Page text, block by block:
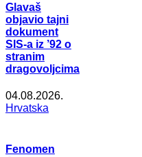
Glavaš
objavio tajni
dokument
SIS-a iz ’92 o
stranim
dragovoljcima
04.08.2026.
Hrvatska
Fenomen